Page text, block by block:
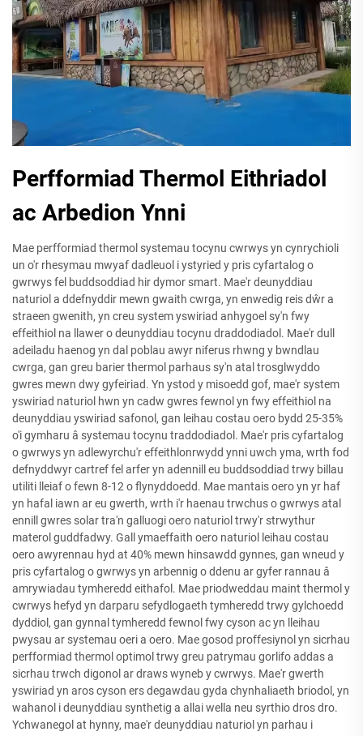
Perfformiad Thermol Eithriadol
ac Arbedion Ynni
Mae perfformiad thermol systemau tocynu cwrwys yn cynrychioli
un o'r rhesymau mwyaf dadleuol i ystyried y pris cyfartalog o
gwrwys fel buddsoddiad hir dymor smart. Mae'r deunyddiau
naturiol a ddefnyddir mewn gwaith cwrga, yn enwedig reis dŵr a
straeen gwenith, yn creu system yswiriad anhygoel sy'n fwy
effeithiol na llawer o deunyddiau tocynu draddodiadol. Mae'r dull
adeiladu haenog yn dal poblau awyr niferus rhwng y bwndlau
cwrga, gan greu barier thermol parhaus sy'n atal trosglwyddo
gwres mewn dwy gyfeiriad. Yn ystod y misoedd gof, mae'r system
yswiriad naturiol hwn yn cadw gwres fewnol yn fwy effeithiol na
deunyddiau yswiriad safonol, gan leihau costau oero bydd 25-35%
o'i gymharu â systemau tocynu traddodiadol. Mae'r pris cyfartalog
o gwrwys yn adlewyrchu'r effeithlonrwydd ynni uwch yma, wrth fod
defnyddwyr cartref fel arfer yn adennill eu buddsoddiad trwy billau
utiliti lleiaf o fewn 8-12 o flynyddoedd. Mae mantais oero yn yr haf
yn hafal iawn ar eu gwerth, wrth i'r haenau trwchus o gwrwys atal
ennill gwres solar tra'n galluogi oero naturiol trwy'r strwythur
materol guddfadwy. Gall ymaeffaith oero naturiol leihau costau
oero awyrennau hyd at 40% mewn hinsawdd gynnes, gan wneud y
pris cyfartalog o gwrwys yn arbennig o ddenu ar gyfer rannau â
amrywiadau tymheredd eithafol. Mae priodweddau maint thermol y
cwrwys hefyd yn darparu sefydlogaeth tymheredd trwy gylchoedd
dyddiol, gan gynnal tymheredd fewnol fwy cyson ac yn lleihau
pwysau ar systemau oeri a oero. Mae gosod proffesiynol yn sicrhau
perfformiad thermol optimol trwy greu patrymau gorlifo addas a
sicrhau trwch digonol ar draws wyneb y cwrwys. Mae'r gwerth
yswiriad yn aros cyson ers degawdau gyda chynhaliaeth briodol, yn
wahanol i deunyddiau synthetig a allai wella neu syrthio dros dro.
Ychwanegol at hynny, mae'r deunyddiau naturiol yn parhau i